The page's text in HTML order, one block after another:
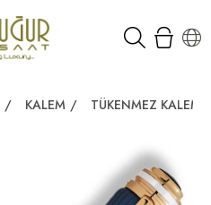
/ KALEM / TÜKENMEZ KALEM